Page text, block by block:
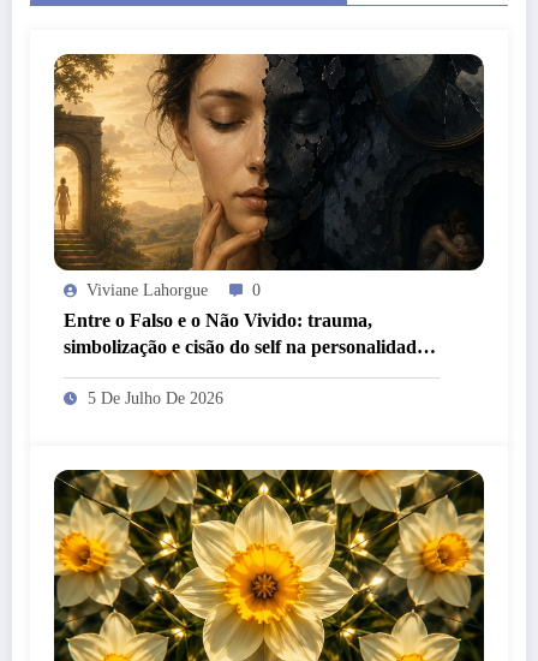
Viviane Lahorgue 0
Entre o Falso e o Não Vivido: trauma,
simbolização e cisão do self na personalidade
“como-se”
5 De Julho De 2026